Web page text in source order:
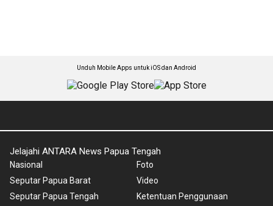
Unduh Mobile Apps untuk iOS dan Android
Jelajahi ANTARA News Papua Tengah
Nasional
Seputar Papua Barat
Seputar Papua Tengah
Foto
Video
Ketentuan Penggunaan